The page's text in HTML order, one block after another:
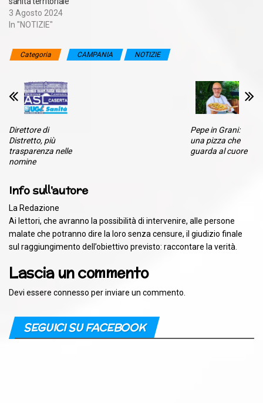
3 Agosto 2024
In "NOTIZIE"
Categoria CAMPANIA NOTIZIE
Direttore di
Distretto, più
trasparenza nelle
nomine
Pepe in Grani:
una pizza che
guarda al cuore
Info sull'autore
La Redazione
Ai lettori, che avranno la possibilità di intervenire, alle persone
malate che potranno dire la loro senza censure, il giudizio finale
sul raggiungimento dell’obiettivo previsto: raccontare la verità.
Lascia un commento
Devi essere connesso per inviare un commento.
SEGUICI SU FACEBOOK